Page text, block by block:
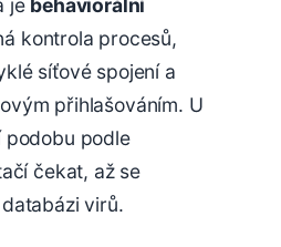
kontrola procesů,
síťové spojení a
přihlašováním. U
podobu podle
čekat, až se
virů.